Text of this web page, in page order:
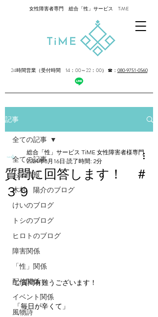
女性障害者専門 総合「性」サービス TiME
24時間営業（受付時間 14：00～22：00） ☎： 080-9751-0560
記事
全ての記事
お店情報
木村 陽介のブログ
けいのブログ
トシのブログ
ヒロトのブログ
障害関係
「性」関係
配信関係
イベント関係
風物詩
全ての記事
質問に回答します！ ＃
３９
総合「性」サービス TiME 女性障害者様専門
2024年8月16日 読了時間: 2分
ご質問有難うございます！
「毎日が辛くて」